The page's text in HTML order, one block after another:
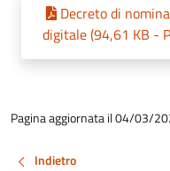
Decreto di
digitale (94,61 KB -
Pagina aggiornata il 04/03/
Indietro